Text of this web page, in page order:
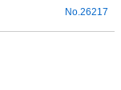
No. 26217